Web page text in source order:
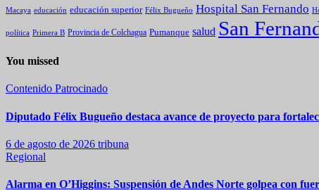
Macaya educación educación superior Félix Bugueño Hospital San Fernando
política Primera B Provincia de Colchagua Pumanque salud San
You missed
Contenido Patrocinado
Diputado Félix Bugueño destaca avance de proyecto para
6 de agosto de 2026 tribuna
Regional
Alarma en O’Higgins: Suspensión de Andes Norte golpea con